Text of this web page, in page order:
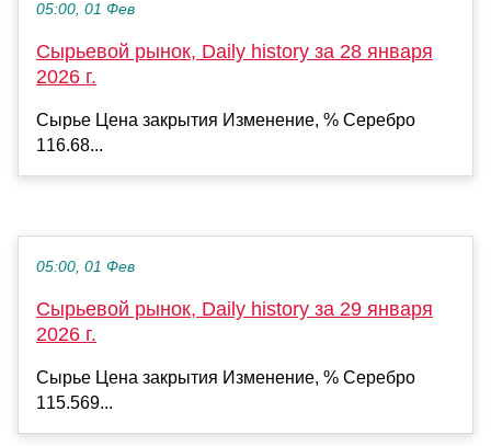
05:00, 01 Фев
Сырьевой рынок, Daily history за 28 января
2026 г.
Сырье Цена закрытия Изменение, % Серебро
116.68...
05:00, 01 Фев
Сырьевой рынок, Daily history за 29 января
2026 г.
Сырье Цена закрытия Изменение, % Серебро
115.569...